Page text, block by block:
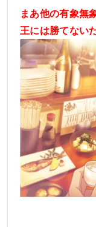
まあ他の有象無
王には勝てない